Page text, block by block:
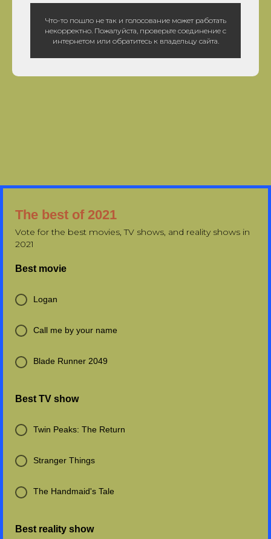
Что-то пошло не так и голосование может работать
некорректно. Пожалуйста, проверьте соединение с
интернетом или обратитесь к владельцу сайта.
The best of 2021
Vote for the best movies, TV shows, and reality shows in
2021
Best movie
Logan
Call me by your name
Blade Runner 2049
Best TV show
Twin Peaks: The Return
Stranger Things
The Handmaid's Tale
Best reality show